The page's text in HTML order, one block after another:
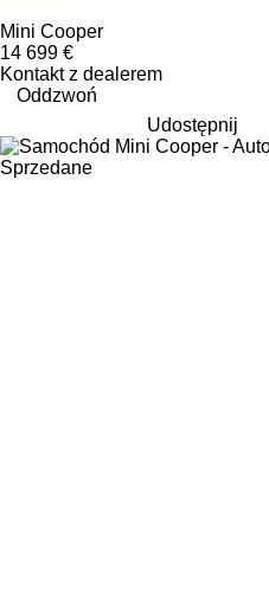
Mini Cooper
14 699 €
Kontakt z dealerem
Oddzwoń
Udostępnij
Sprzedane